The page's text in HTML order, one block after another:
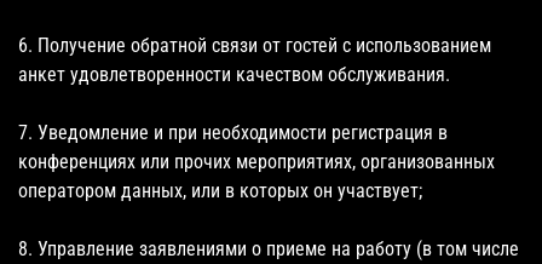
6. Получение обратной связи от гостей с использованием
анкет удовлетворенности качеством обслуживания.
7. Уведомление и при необходимости регистрация в
конференциях или прочих мероприятиях, организованных
оператором данных, или в которых он участвует;
8. Управление заявлениями о приеме на работу (в том числе